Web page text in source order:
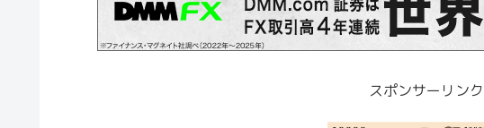
スポンサーリンク